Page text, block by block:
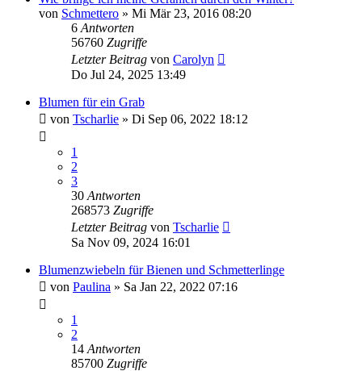
von Schmettero » Mi Mär 23, 2016 08:20
6 Antworten
56760 Zugriffe
Letzter Beitrag von Carolyn
Do Jul 24, 2025 13:49
Blumen für ein Grab
von Tscharlie » Di Sep 06, 2022 18:12
1
2
3
30 Antworten
268573 Zugriffe
Letzter Beitrag von Tscharlie
Sa Nov 09, 2024 16:01
Blumenzwiebeln für Bienen und Schmetterlinge
von Paulina » Sa Jan 22, 2022 07:16
1
2
14 Antworten
85700 Zugriffe